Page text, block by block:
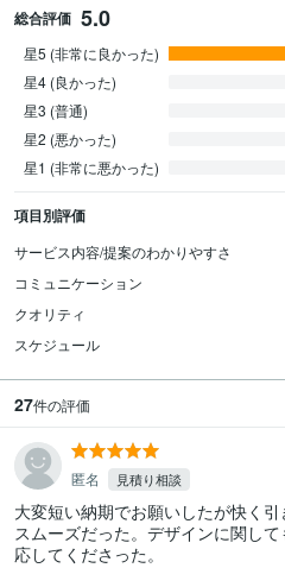
総合評価 5.0
星5 (非常に良かった)
星4 (良かった)
星3 (普通)
星2 (悪かった)
星1 (非常に悪かった)
項目別評価
サービス内容/提案のわかりやすさ
コミュニケーション
クオリティ
スケジュール
27件の評価
匿名 見積り相談
大変短い納期でお願いしたが快く
スムーズだった。デザインに関し
応してくださった。